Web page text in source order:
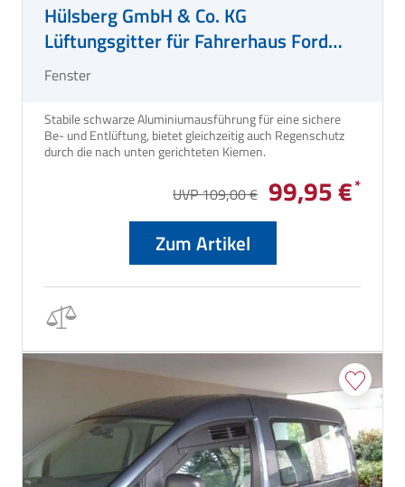
Hülsberg GmbH & Co. KG
Lüftungsgitter für Fahrerhaus Ford
Transit Custom
Fenster
Stabile schwarze Aluminiumausführung für eine sichere
Be- und Entlüftung, bietet gleichzeitig auch Regenschutz
UVP 109,00 € 99,95 €
Zum Artikel